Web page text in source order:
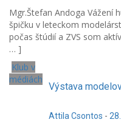
Mgr.Štefan Andoga Vážení
špičku v leteckom
počas štúdií a ZVS som
… ]
Klub v
médiách
Výstava
Attila Csontos -